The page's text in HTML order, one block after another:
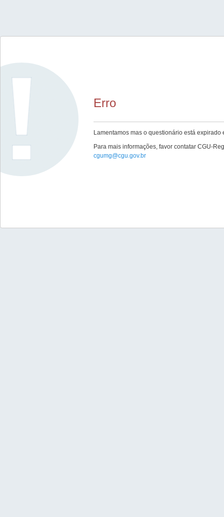
Erro
Lamentamos mas o questionário está expirado
Para mais informações, favor contatar CGU-
cgumg@cgu.gov.br